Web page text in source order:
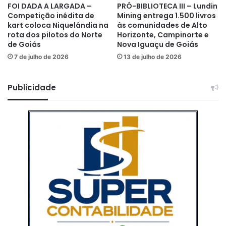
FOI DADA A LARGADA –
Competição inédita de
kart coloca Niquelândia na
rota dos pilotos do Norte
de Goiás
7 de julho de 2026
PRÓ-BIBLIOTECA III – Lundin
Mining entrega 1.500 livros
às comunidades de Alto
Horizonte, Campinorte e
Nova Iguaçu de Goiás
13 de julho de 2026
Publicidade